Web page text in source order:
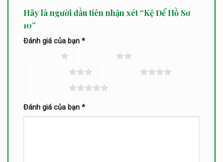
Hãy là người đầu tiên nhận xét “Kệ Để Hồ Sơ
10”
Đánh giá của bạn *
Đánh giá của bạn *